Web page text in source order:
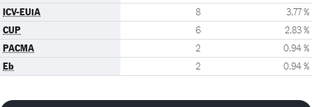
ICV-EUiA 8 3,77 %
CUP 6 2,83 %
PACMA 2 0,94 %
Eb 2 0,94 %